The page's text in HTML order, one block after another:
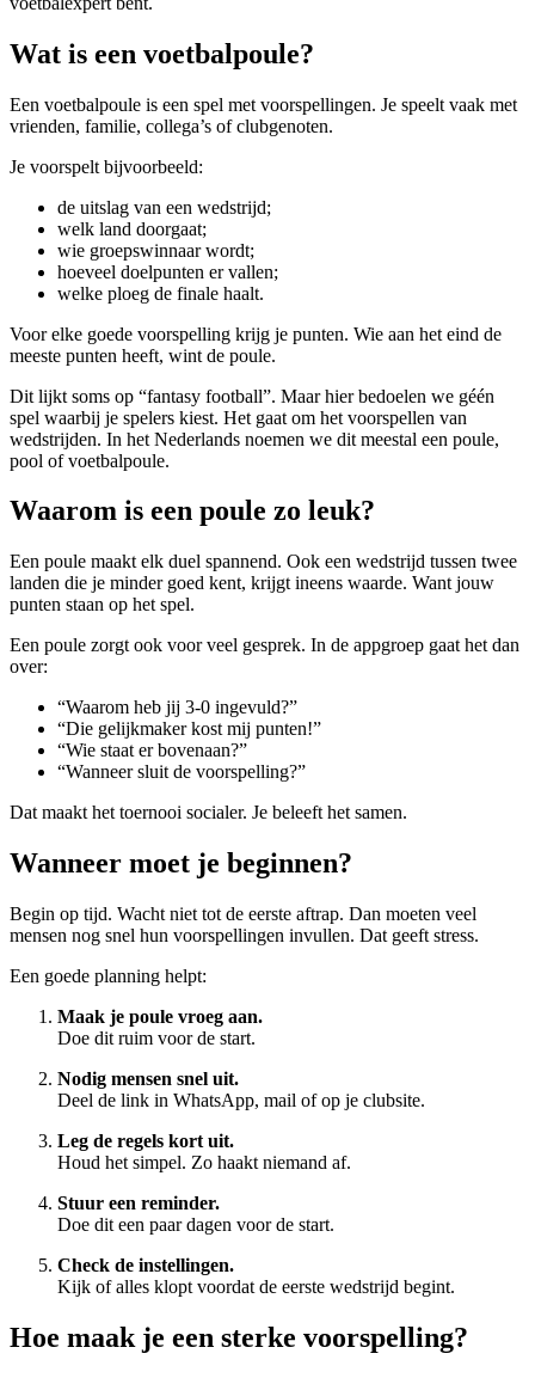
Wat is een voetbalpoule?
Een voetbalpoule is een spel met voorspellingen. Je speelt vaak met
vrienden, familie, collega’s of clubgenoten.
Je voorspelt bijvoorbeeld:
de uitslag van een wedstrijd;
welk land doorgaat;
wie groepswinnaar wordt;
hoeveel doelpunten er vallen;
welke ploeg de finale haalt.
Voor elke goede voorspelling krijg je punten. Wie aan het eind de
meeste punten heeft, wint de poule.
Dit lijkt soms op “fantasy football”. Maar hier bedoelen we géén
spel waarbij je spelers kiest. Het gaat om het voorspellen van
wedstrijden. In het Nederlands noemen we dit meestal een poule,
pool of voetbalpoule.
Waarom is een poule zo leuk?
Een poule maakt elk duel spannend. Ook een wedstrijd tussen twee
landen die je minder goed kent, krijgt ineens waarde. Want jouw
punten staan op het spel.
Een poule zorgt ook voor veel gesprek. In de appgroep gaat het dan
over:
“Waarom heb jij 3-0 ingevuld?”
“Die gelijkmaker kost mij punten!”
“Wie staat er bovenaan?”
“Wanneer sluit de voorspelling?”
Dat maakt het toernooi socialer. Je beleeft het samen.
Wanneer moet je beginnen?
Begin op tijd. Wacht niet tot de eerste aftrap. Dan moeten veel
mensen nog snel hun voorspellingen invullen. Dat geeft stress.
Een goede planning helpt:
Maak je poule vroeg aan.
Doe dit ruim voor de start.
Nodig mensen snel uit.
Deel de link in WhatsApp, mail of op je clubsite.
Leg de regels kort uit.
Houd het simpel. Zo haakt niemand af.
Stuur een reminder.
Doe dit een paar dagen voor de start.
Check de instellingen.
Kijk of alles klopt voordat de eerste wedstrijd begint.
Hoe maak je een sterke voorspelling?